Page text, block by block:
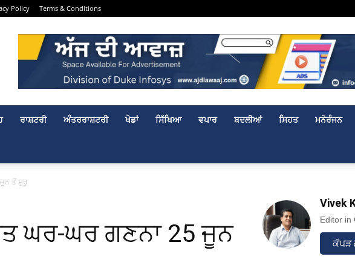
Policy Terms & Conditions
ਰਾਸ਼ਟਰੀ ਅੰਤਰਰਾਸ਼ਟਰੀ ਖੇਡਾਂ ਸਿੱਖਿਆ ਵਪਾਰ ਬਦਲੀਆਂ ਸਿਹਤ ਮਨੋਰੰਜਨ
ਜੂਨ ਤੋਂ ਸ਼ੁਰੂ
ਘਰ-ਘਰ ਗਣਨਾ 25 ਜੂਨ
Vivek
Editor in
ਕੱਪੜ